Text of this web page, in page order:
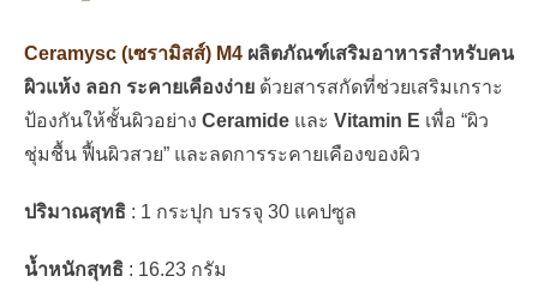
Ceramysc (เซรามิสส์) M4ผลิตภัณฑ์เสริมอาหารสำหรับคน
ผิวแห้ง ลอก ระคายเคืองง่ายด้วยสารสกัดที่ช่วยเสริมเกราะ
ป้องกันให้ชั้นผิวอย่าง Ceramideและ Vitamin E เพื่อ “ผิว
ชุ่มชื้น ฟื้นผิวสวย” และลดการระคายเคืองของผิว
ปริมาณสุทธิ : 1 กระปุก บรรจุ 30 แคปซูล
น้ำหนักสุทธิ: 16.23 กรัม